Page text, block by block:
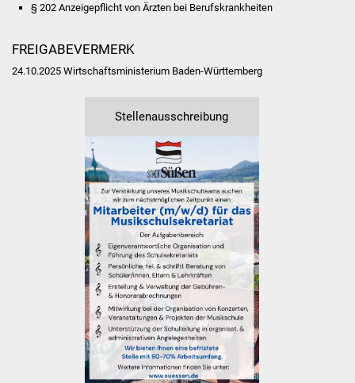
Route der
Lebenslagen
Sommerwochen für
Ältere
Seniorenwohn- und
Pflegeheim
Familien
Familientreff
Kinder und Jugendliche
§ 202 Anzeigepflicht von Ärzten bei Berufskrankheiten
FREIGABEVERMERK
24.10.2025 Wirtschaftsministerium Baden-Württemberg
Stellenausschreibung